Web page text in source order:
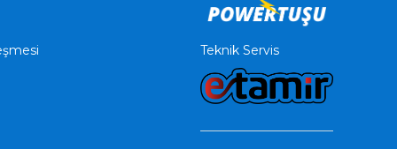
Teknik Servis